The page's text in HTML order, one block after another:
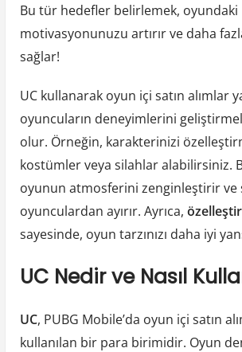
Bu tür hedefler belirlemek, oyundaki
motivasyonunuzu artırır ve daha
sağlar!
UC kullanarak oyun içi satın alımlar
oyuncuların deneyimlerini
olur. Örneğin, karakterinizi
kostümler veya silahlar alabilirsiniz.
oyunun atmosferini zenginleştirir ve
oyunculardan ayırır. Ayrıca,
sayesinde, oyun tarzınızı daha iyi
UC Nedir ve Nasıl
UC, PUBG Mobile’da oyun içi satın
kullanılan bir para birimidir. Oyun